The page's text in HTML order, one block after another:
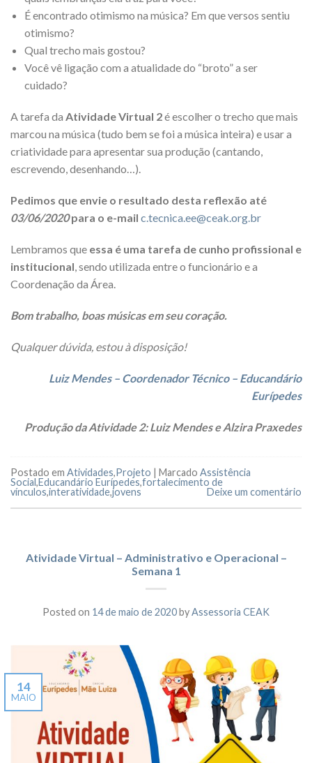
É encontrado otimismo na música? Em que versos sentiu
otimismo?
Qual trecho mais gostou?
Você vê ligação com a atualidade do “broto” a ser
cuidado?
A tarefa da Atividade Virtual 2é escolher o trecho que mais
marcou na música (tudo bem se foi a música inteira) e usar a
criatividade para apresentar sua produção (cantando,
escrevendo, desenhando…).
Pedimos que envie o resultado desta reflexão até
03/06/2020para o e-mail c.tecnica.ee@ceak.org.br
Lembramos que essa é uma tarefa de cunho profissional e
institucional, sendo utilizada entre o funcionário e a
Coordenação da Área.
Bom trabalho, boas músicas em seu coração.
Qualquer dúvida, estou à disposição!
Luiz Mendes – Coordenador Técnico – Educandário
Eurípedes
Produção da Atividade 2: Luiz Mendes e Alzira Praxedes
Postado em Atividades,Projeto | Marcado Assistência
Social,Educandário Eurípedes,fortalecimento de
vínculos,interatividade,jovens Deixe um comentário
Atividade Virtual – Administrativo e Operacional –
Semana 1
Posted on 14 de maio de 2020byAssessoria CEAK
14
MAIO